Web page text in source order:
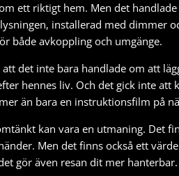
ett riktigt hem. Men det
installerad med dimmer
både avkoppling och umgänge.
det inte bara handlade om att
hennes liv. Och det gick inte
än bara en instruktionsfilm på
kan vara en utmaning. Det
Men det finns också ett
gör även resan dit mer hanterbar.